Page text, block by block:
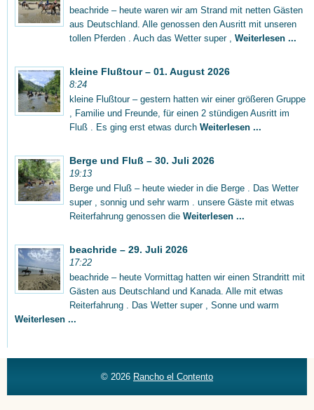
beachride – heute waren wir am Strand mit netten Gästen
aus Deutschland. Alle genossen den Ausritt mit unseren
tollen Pferden . Auch das Wetter super , Weiterlesen ...
kleine Flußtour – 01. August 2026
8:24
kleine Flußtour – gestern hatten wir einer größeren Gruppe
, Familie und Freunde, für einen 2 stündigen Ausritt im
Fluß . Es ging erst etwas durch Weiterlesen ...
Berge und Fluß – 30. Juli 2026
19:13
Berge und Fluß – heute wieder in die Berge . Das Wetter
super , sonnig und sehr warm . unsere Gäste mit etwas
Reiterfahrung genossen die Weiterlesen ...
beachride – 29. Juli 2026
17:22
beachride – heute Vormittag hatten wir einen Strandritt mit
Gästen aus Deutschland und Kanada. Alle mit etwas
Reiterfahrung . Das Wetter super , Sonne und warm
Weiterlesen ...
© 2026 Rancho el Contento